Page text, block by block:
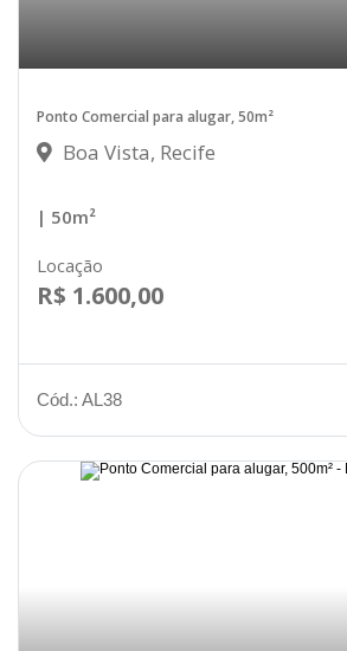
Ponto Comercial para alugar, 50m²
Boa Vista, Recife
| 50m²
Locação
R$ 1.600,00
Cód.: AL38